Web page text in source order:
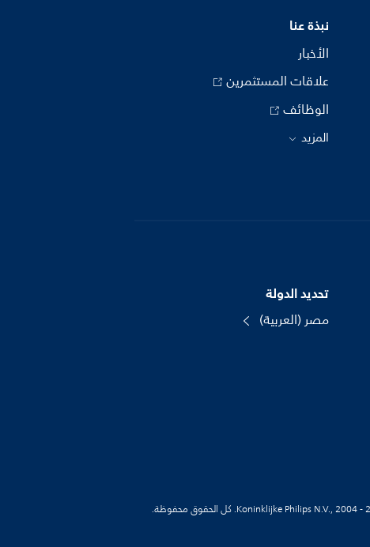
نبذة عنا
الأخبار
علاقات المستثمرين
الوظائف
المزيد
تحديد الدولة
مصر (العربية)